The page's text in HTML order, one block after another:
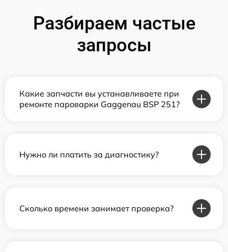
Разбираем частые
запросы
Какие запчасти вы устанавливаете при
ремонте пароварки Gaggenau BSP 251?
Нужно ли платить за диагностику?
Сколько времени занимает проверка?